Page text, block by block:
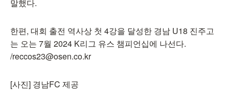
말했다.
한편, 대회 출전 역사상 첫 4강을 달성한 경남 U18 진주고
는 오는 7월 2024 K리그 유스 챔피언십에 나선다.
/reccos23@osen.co.kr
[사진] 경남FC 제공